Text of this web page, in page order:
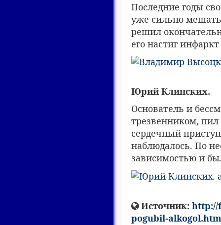
Последние годы
уже сильно мешать
решил
его настиг
Юрий Клинских.
Основатель и
трезвенником,
сердечный
наблюдалось. По
зависимостью и
Источник: http://
pogubil-